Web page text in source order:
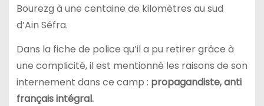
Bourezg à une centaine de kilomètres au sud
d’Ain Séfra.
Dans la fiche de police qu’il a pu retirer grâce à
une complicité, il est mentionné les raisons de son
internement dans ce camp : propagandiste, anti
français intégral.